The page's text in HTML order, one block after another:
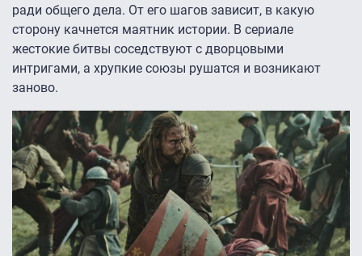
ради общего дела. От его шагов зависит, в какую
сторону качнется маятник истории. В сериале
жестокие битвы соседствуют с дворцовыми
интригами, а хрупкие союзы рушатся и возникают
заново.